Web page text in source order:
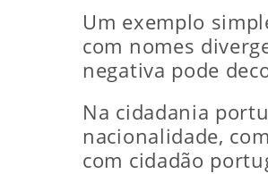
Um exemplo
com nomes
negativa pode
Na cidadania
nacionalidade,
com cidadão